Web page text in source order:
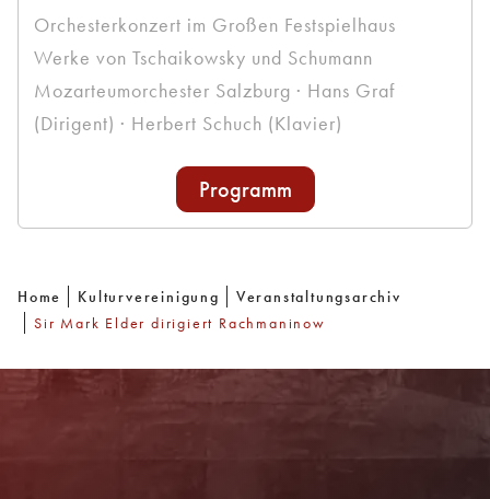
Orchesterkonzert im Großen Festspielhaus
Werke von Tschaikowsky und Schumann
Mozarteumorchester Salzburg · Hans Graf
(Dirigent) · Herbert Schuch (Klavier)
Programm
Home Kulturvereinigung
Veranstaltungsarchiv
Sir Mark Elder dirigiert Rachmaninow